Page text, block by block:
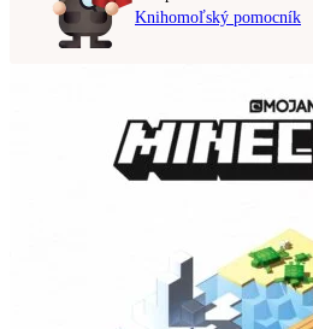
Knihomoľský pomocník